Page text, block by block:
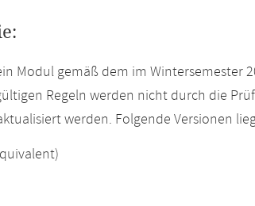
Modul gemäß dem im
Regeln werden nicht durch die
werden. Folgende Versionen